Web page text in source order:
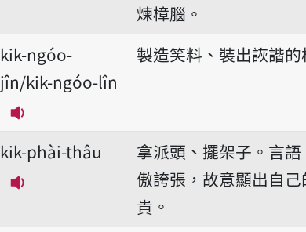
煉樟腦。
kik-ngóo-
jîn/kik-ngóo-lîn
播放音讀kik-ngóo-jîn/kik-ngóo-lîn
製造笑料、裝出詼諧的
kik-phài-thâu
播放音讀kik-phài-thâu
拿派頭、擺架子。言
傲誇張，故意顯出自
貴。